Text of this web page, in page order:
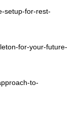
setup-for-rest-
for-your-future-
to-